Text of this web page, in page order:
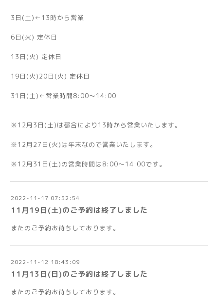
3日(土)←13時から営業
6日(火) 定休日
13日(火) 定休日
19日(火)20日(火) 定休日
31日(土)←営業時間8:00～14:00
※12月3日(土)は都合により13時から営業いたします。
※12月27日(火)は年末なので営業いたします。
※12月31日(土)の営業時間は8:00～14:00です。
2022-11-17 07:52:54
11月19日(土)のご予約は終了しました
またのご予約お待ちしております。
2022-11-12 18:43:09
11月13日(日)のご予約は終了しました
またのご予約お待ちしております。